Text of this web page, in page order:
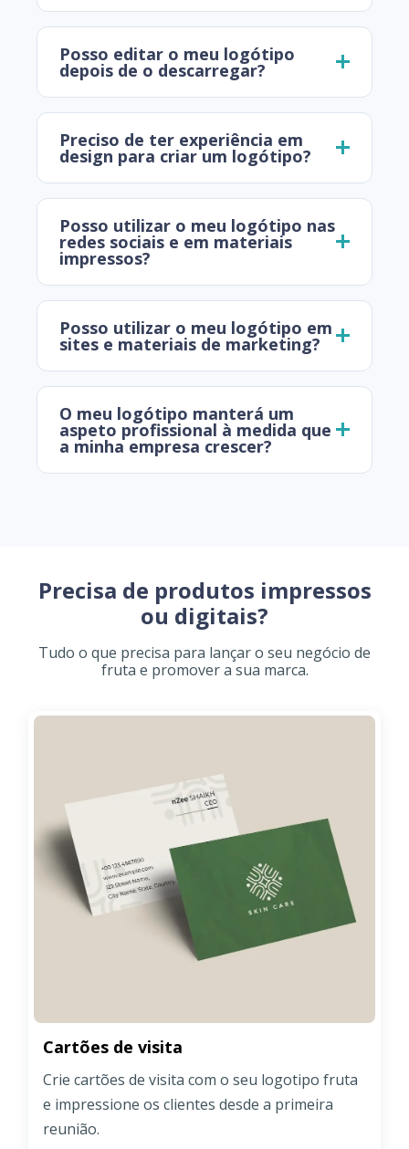
Posso editar o meu logótipo
depois de o descarregar?
Preciso de ter experiência em
design para criar um logótipo?
Posso utilizar o meu logótipo nas
redes sociais e em materiais
impressos?
Posso utilizar o meu logótipo em
sites e materiais de marketing?
O meu logótipo manterá um
aspeto profissional à medida que
a minha empresa crescer?
Precisa de produtos impressos
ou digitais?
Tudo o que precisa para lançar o seu negócio de
fruta e promover a sua marca.
Cartões de visita
Crie cartões de visita com o seu logotipo fruta
e impressione os clientes desde a primeira
reunião.